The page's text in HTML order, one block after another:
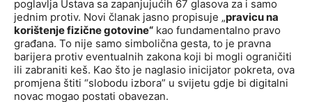
poglavlja Ustava sa zapanjujućih 67 glasova za i samo
jednim protiv. Novi članak jasno propisuje „pravicu na
korištenje fizične gotovine“ kao fundamentalno pravo
građana. To nije samo simbolična gesta, to je pravna
barijera protiv eventualnih zakona koji bi mogli ograničiti
ili zabraniti keš. Kao što je naglasio inicijator pokreta, ova
promjena štiti “slobodu izbora” u svijetu gdje bi digitalni
novac mogao postati obavezan.